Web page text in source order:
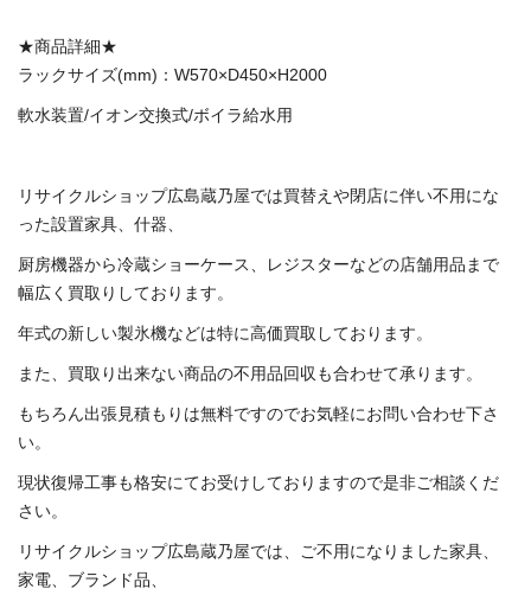
★商品詳細★
ラックサイズ(mm)：W570×D450×H2000
軟水装置/イオン交換式/ボイラ給水用
リサイクルショップ広島蔵乃屋では買替えや閉店に伴い不用にな
った設置家具、什器、
厨房機器から冷蔵ショーケース、レジスターなどの店舗用品まで
幅広く買取りしております。
年式の新しい製氷機などは特に高価買取しております。
また、買取り出来ない商品の不用品回収も合わせて承ります。
もちろん出張見積もりは無料ですのでお気軽にお問い合わせ下さ
い。
現状復帰工事も格安にてお受けしておりますので是非ご相談くだ
さい。
リサイクルショップ広島蔵乃屋では、ご不用になりました家具、
家電、ブランド品、